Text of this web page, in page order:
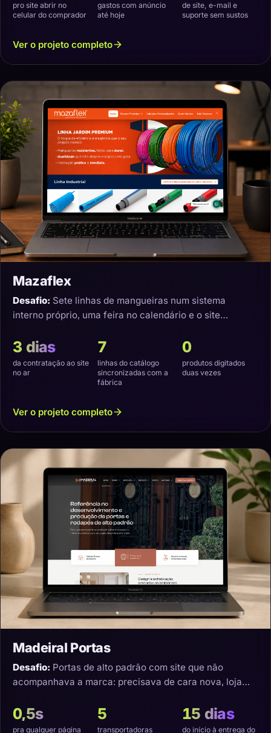
pro site abrir no
celular do comprador
gastos com anúncio
até hoje
de site, e-mail e
suporte sem sustos
Ver o projeto completo
Mazaflex
Desafio: Sete linhas de mangueiras num sistema
interno próprio, uma feira no calendário e o site
3 dias
da contratação ao site
no ar
7
linhas do catálogo
sincronizadas com a
fábrica
0
produtos digitados
duas vezes
Ver o projeto completo
Madeiral Portas
Desafio: Portas de alto padrão com site que não
acompanhava a marca: precisava de cara nova, loja
0,5s
pra qualquer página
5
transportadoras
15 dias
do início à entrega do